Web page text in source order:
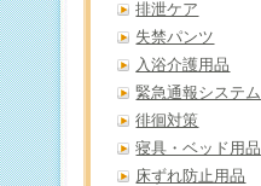
排泄ケア
失禁パンツ
入浴介護用品
緊急通報システム
徘徊対策
寝具・ベッド用品
床ずれ防止用品